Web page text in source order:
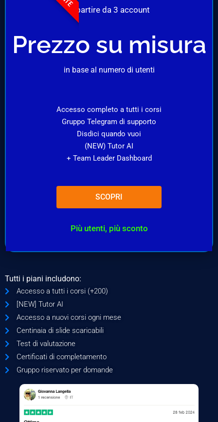
A partire da 3 account
Prezzo su misura
in base al numero di utenti
Accesso completo a tutti i corsi
Gruppo Telegram di supporto
Disdici quando vuoi
(NEW) Tutor AI
+ Team Leader Dashboard
SCOPRI
Più utenti, più sconto
Tutti i piani includono:
Accesso a tutti i corsi (+200)
[NEW] Tutor AI
Accesso a nuovi corsi ogni mese
Centinaia di slide scaricabili
Test di valutazione
Certificati di completamento
Gruppo riservato per domande